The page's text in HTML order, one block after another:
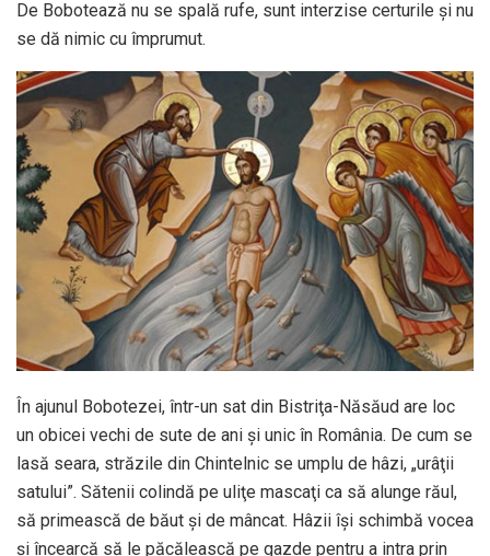
De Bobotează nu se spală rufe, sunt interzise certurile şi nu
se dă nimic cu împrumut.
În ajunul Bobotezei, într-un sat din Bistriţa-Năsăud are loc
un obicei vechi de sute de ani şi unic în România. De cum se
lasă seara, străzile din Chintelnic se umplu de hâzi, „urâţii
satului”. Sătenii colindă pe uliţe mascaţi ca să alunge răul,
să primească de băut şi de mâncat. Hâzii îşi schimbă vocea
şi încearcă să le păcălească pe gazde pentru a intra prin